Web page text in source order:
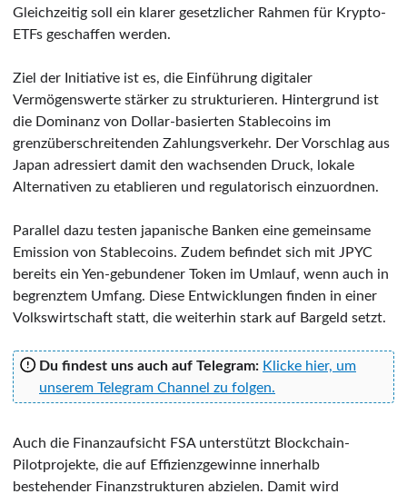
Gleichzeitig soll ein klarer gesetzlicher Rahmen für Krypto-
ETFs geschaffen werden.
Ziel der Initiative ist es, die Einführung digitaler
Vermögenswerte stärker zu strukturieren. Hintergrund ist
die Dominanz von Dollar-basierten Stablecoins im
grenzüberschreitenden Zahlungsverkehr. Der Vorschlag aus
Japan adressiert damit den wachsenden Druck, lokale
Alternativen zu etablieren und regulatorisch einzuordnen.
Parallel dazu testen japanische Banken eine gemeinsame
Emission von Stablecoins. Zudem befindet sich mit JPYC
bereits ein Yen-gebundener Token im Umlauf, wenn auch in
begrenztem Umfang. Diese Entwicklungen finden in einer
Volkswirtschaft statt, die weiterhin stark auf Bargeld setzt.
Du findest uns auch auf Telegram: Klicke hier, um
unserem Telegram Channel zu folgen.
Auch die Finanzaufsicht FSA unterstützt Blockchain-
Pilotprojekte, die auf Effizienzgewinne innerhalb
bestehender Finanzstrukturen abzielen. Damit wird